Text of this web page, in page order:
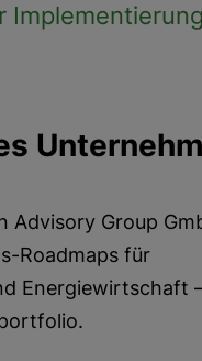
Advisory Group
Roadmaps für
Energiewirtschaft